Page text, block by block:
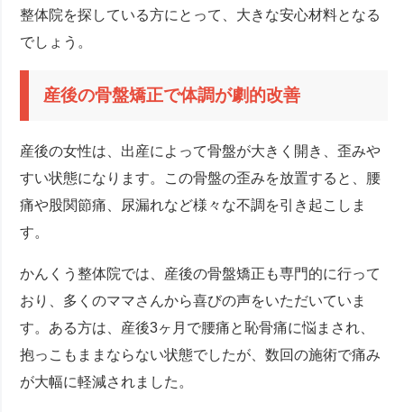
整体院を探している方にとって、大きな安心材料となる
でしょう。
産後の骨盤矯正で体調が劇的改善
産後の女性は、出産によって骨盤が大きく開き、歪みや
すい状態になります。この骨盤の歪みを放置すると、腰
痛や股関節痛、尿漏れなど様々な不調を引き起こしま
す。
かんくう整体院では、産後の骨盤矯正も専門的に行って
おり、多くのママさんから喜びの声をいただいていま
す。ある方は、産後3ヶ月で腰痛と恥骨痛に悩まされ、
抱っこもままならない状態でしたが、数回の施術で痛み
が大幅に軽減されました。